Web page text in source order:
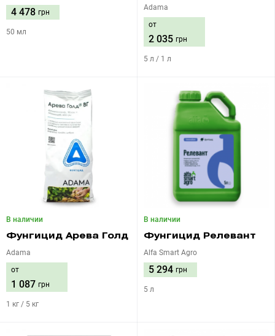
4 478 грн
50 мл
Adama
от
2 035 грн
5 л / 1 л
В наличии
Фунгицид Арева Голд
Adama
от
1 087 грн
1 кг / 5 кг
В наличии
Фунгицид Релевант
Alfa Smart Agro
5 294 грн
5 л